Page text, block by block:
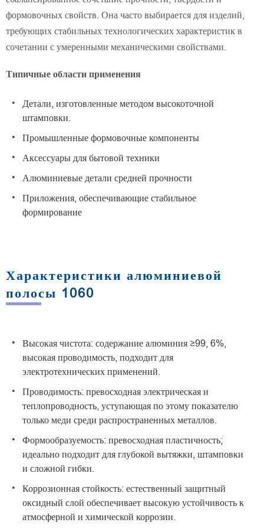
формовочных свойств. Она часто выбирается для изделий,
требующих стабильных технологических характеристик в
сочетании с умеренными механическими свойствами.
Типичные области применения
Детали, изготовленные методом высокоточной
штамповки.
Промышленные формовочные компоненты
Аксессуары для бытовой техники
Алюминиевые детали средней прочности
Приложения, обеспечивающие стабильное
формирование
Характеристики алюминиевой
полосы 1060
Высокая чистота: содержание алюминия ≥99, 6%,
высокая проводимость, подходит для
электротехнических применений.
Проводимость: превосходная электрическая и
теплопроводность, уступающая по этому показателю
только меди среди распространенных металлов.
Формообразуемость: превосходная пластичность;
идеально подходит для глубокой вытяжки, штамповки
и сложной гибки.
Коррозионная стойкость: естественный защитный
оксидный слой обеспечивает высокую устойчивость к
атмосферной и химической коррозии.